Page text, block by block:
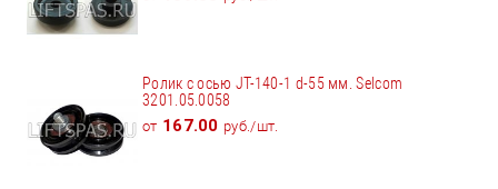
Ролик с осью JT-140-1 d-55 мм. Selcom
3201.05.0058
от 167.00 руб./шт.